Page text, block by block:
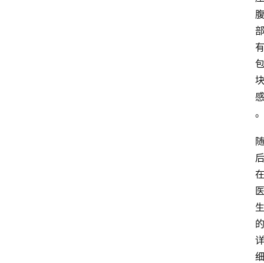
腹
部
有
包
块
感
。
随
后
在
医
生
的
详
细